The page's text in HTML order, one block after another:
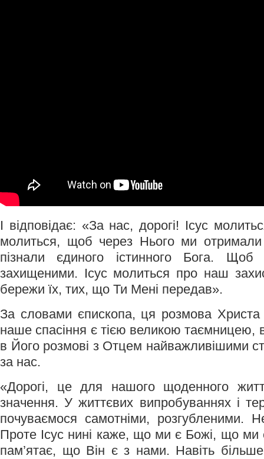
І відповідає: «За нас, дорогі! Ісус
молиться, щоб через Нього ми
пізнали єдиного істинного Бога.
захищеними. Ісус молиться про наш
бережи їх, тих, що Ти Мені передав».
За словами єпископа, ця розмова
наше спасіння є тією великою таємницею,
в Його розмові з Отцем найважливішими
за нас.
«Дорогі, це для нашого щоденного
значення. У життєвих випробуваннях і
почуваємося самотніми, розгубленими.
Проте Ісус нині каже, що ми є Божі, що
пам’ятає, що Він є з нами. Навіть